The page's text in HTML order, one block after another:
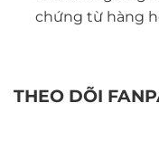
chứng từ hàng
THEO DÕI